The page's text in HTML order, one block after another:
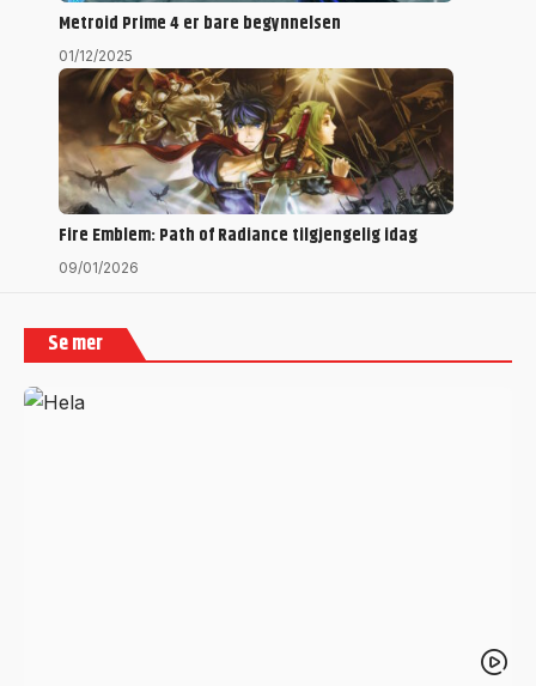
Metroid Prime 4 er bare begynnelsen
01/12/2025
Fire Emblem: Path of Radiance tilgjengelig idag
09/01/2026
Se mer